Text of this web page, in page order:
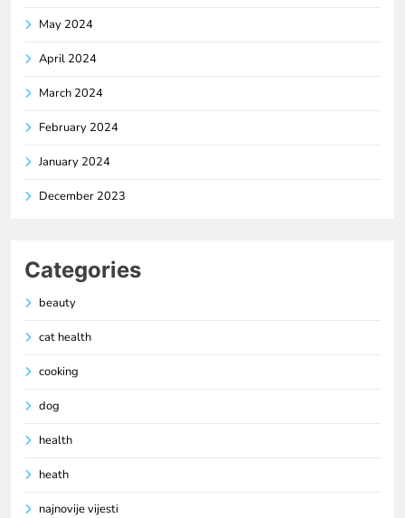
May 2024
April 2024
March 2024
February 2024
January 2024
December 2023
Categories
beauty
cat health
cooking
dog
health
heath
najnovije vijesti